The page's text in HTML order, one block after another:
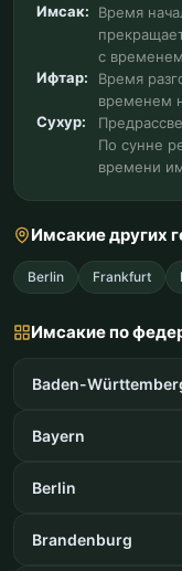
Имсак:
Время
с
Ифтар:
Время
временем
Сухур:
По сунне
времени
Имсакие других
Berlin Frankfurt
Имсакие по
Baden-
Bayern
Berlin
Brandenburg